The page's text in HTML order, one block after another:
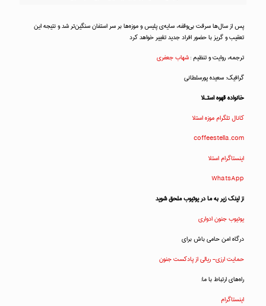
پس از سال‌ها سرقت بی‌وقفه، سایه‌ی پلیس و موزه‌ها بر سر استفان سنگین‌تر شد و نتیجه این
تعقیب و گریز با حضور افراد جدید تغییر خواهد کرد
ترجمه، روایت و تنظیم :شهاب جعفری
گرافیک: سعیده پورسلطانی
خانواده قهوه استـلا
کانال تلگرام موزه استلا
coffeestella.com
اینستاگرام استلا
WhatsApp
از لینک زیر به ما در یوتیوب ملحق شوید
یوتیوب جنون ادواری
درگاه امن حامی باش برای
حمایت ارزی- ریالی از پادکست جنون
راه‌های ارتباط با ما:
اینستاگرام